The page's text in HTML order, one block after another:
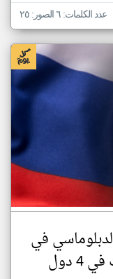
عدد الكلمات: ٦ الصور: ٢٥
في
إفريقيا بافتتاح ممثليات في 4 دول